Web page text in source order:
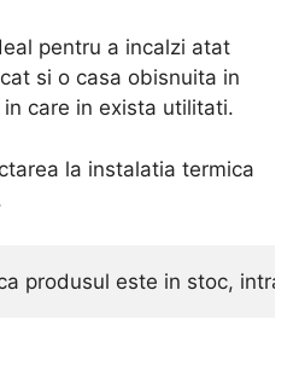
pentru a incalzi atat
si o casa obisnuita in
care in exista utilitati.
la instalatia termica
produsul este in stoc, intra